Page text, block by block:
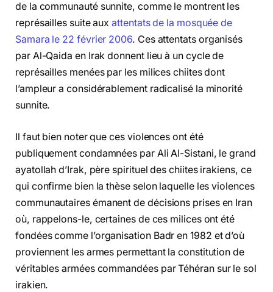
de la communauté sunnite, comme le montrent les
représailles suite auxattentats de la mosquée de
Samara le 22 février 2006. Ces attentats organisés
par Al-Qaida en Irak donnent lieu à un cycle de
représailles menées par les milices chiites dont
l’ampleur a considérablement radicalisé la minorité
sunnite.
Il faut bien noter que ces violences ont été
publiquement condamnées par Ali Al-Sistani, le grand
ayatollah d’Irak, père spirituel des chiites irakiens, ce
qui confirme bien la thèse selon laquelle les violences
communautaires émanent de décisions prises en Iran
où, rappelons-le, certaines de ces milices ont été
fondées comme l’organisation Badr en 1982 et d’où
proviennent les armes permettant la constitution de
véritables armées commandées par Téhéran sur le sol
irakien.